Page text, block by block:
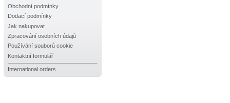
Obchodní podmínky
Dodací podmínky
Jak nakupovat
Zpracování osobních údajů
Používání souborů cookie
Kontaktní formulář
International orders